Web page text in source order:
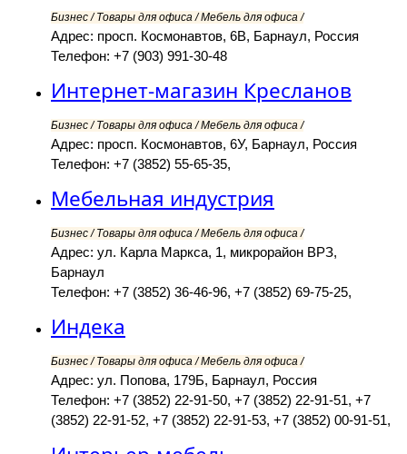
Бизнес / Товары для офиса / Мебель для офиса /
Адрес: просп. Космонавтов, 6В, Барнаул, Россия
Телефон: +7 (903) 991-30-48
Интернет-магазин Кресланов
Бизнес / Товары для офиса / Мебель для офиса /
Адрес: просп. Космонавтов, 6У, Барнаул, Россия
Телефон: +7 (3852) 55-65-35,
Мебельная индустрия
Бизнес / Товары для офиса / Мебель для офиса /
Адрес: ул. Карла Маркса, 1, микрорайон ВРЗ,
Барнаул
Телефон: +7 (3852) 36-46-96, +7 (3852) 69-75-25,
Индека
Бизнес / Товары для офиса / Мебель для офиса /
Адрес: ул. Попова, 179Б, Барнаул, Россия
Телефон: +7 (3852) 22-91-50, +7 (3852) 22-91-51, +7
(3852) 22-91-52, +7 (3852) 22-91-53, +7 (3852) 00-91-51,